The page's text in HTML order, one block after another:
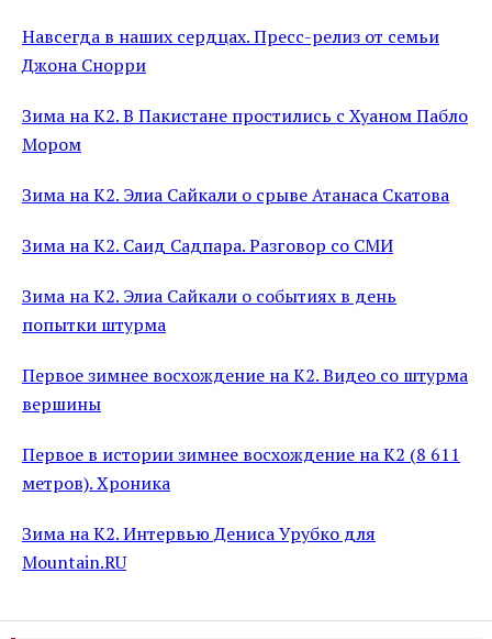
Навсегда в наших сердцах. Пресс-релиз от семьи
Джона Снорри
Зима на К2. В Пакистане простились с Хуаном Пабло
Мором
Зима на К2. Элиа Сайкали о срыве Атанаса Скатова
Зима на К2. Саид Садпара. Разговор со СМИ
Зима на К2. Элиа Сайкали о событиях в день
попытки штурма
Первое зимнее восхождение на К2. Видео со штурма
вершины
Первое в истории зимнее восхождение на К2 (8 611
метров). Хроника
Зима на К2. Интервью Дениса Урубко для
Mountain.RU